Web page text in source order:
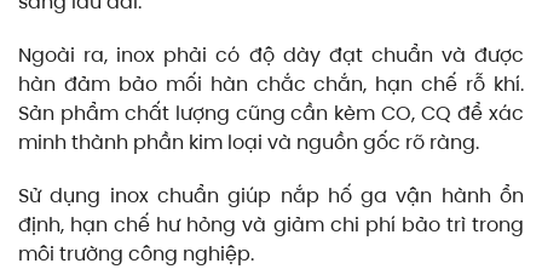
Ngoài ra, inox phải có độ dày đạt chuẩn và được
hàn đảm bảo mối hàn chắc chắn, hạn chế rỗ khí.
Sản phẩm chất lượng cũng cần kèm CO, CQ để xác
minh thành phần kim loại và nguồn gốc rõ ràng.
Sử dụng inox chuẩn giúp nắp hố ga vận hành ổn
định, hạn chế hư hỏng và giảm chi phí bảo trì trong
môi trường công nghiệp.